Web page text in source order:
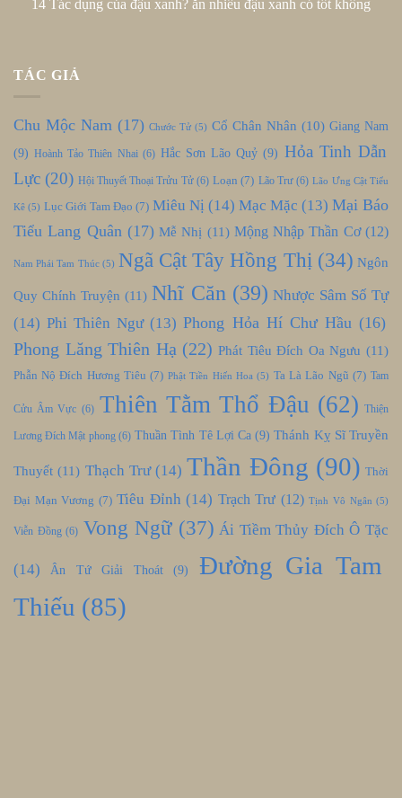
14 Tác dụng của đậu xanh? ăn nhiều đậu xanh có tốt không
TÁC GIẢ
Chu Mộc Nam (17) Chước Tử (5) Cổ Chân Nhân (10) Giang Nam
(9) Hoành Tảo Thiên Nhai(6) Hắc Sơn Lão Quỷ (9) Hỏa Tinh Dẫn
Lực (20) Hội Thuyết Thoại Trửu Tử(6) Loạn (7) Lão Trư(6) Lão Ưng Cật Tiểu
Kê (5) Lục Giới Tam Đạo (7) Miêu Nị (14) Mạc Mặc (13) Mại Báo
Tiểu Lang Quân(17) Mễ Nhị (11) Mộng Nhập Thần Cơ(12)
Nam Phái Tam Thúc(5) Ngã Cật Tây Hồng Thị(34) Ngôn
Quy Chính Truyện (11) Nhĩ Căn (39) Nhược Sâm Số Tự
(14) Phi Thiên Ngư(13) Phong Hỏa Hí Chư Hầu(16)
Phong Lăng Thiên Hạ (22) Phát Tiêu Đích Oa Ngưu (11)
Phẫn Nộ Đích Hương Tiêu (7) Phật Tiền Hiến Hoa (5) Ta Là Lão Ngũ (7) Tam
Cửu Âm Vực (6) Thiên Tằm Thổ Đậu (62) Thiện
Lương Đích Mật phong(6) Thuần Tình Tê Lợi Ca(9) Thánh Kỵ Sĩ Truyền
Thuyết (11) Thạch Trư(14) Thần Đông (90) Thời
Đại Mạn Vương (7) Tiêu Đỉnh (14) Trạch Trư (12) Tịnh Vô Ngân (5)
Viễn Đồng(6) Vong Ngữ(37) Ái Tiềm Thủy Đích Ô Tặc
(14) Ân Tứ Giải Thoát(9)
Đường Gia Tam
Thiếu (85)